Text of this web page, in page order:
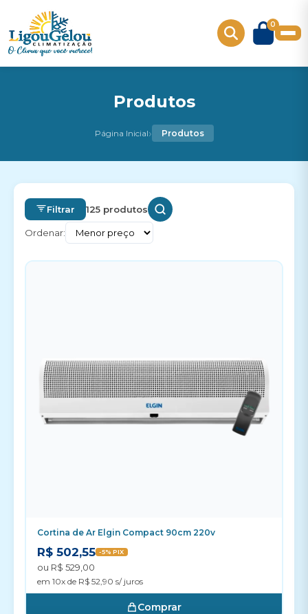
0
Produtos
Página Inicial› Produtos
Filtrar 125 produtos
Ordenar:
Cortina de Ar Elgin Compact 90cm 220v
R$ 502,55 -5% PIX
ou R$ 529,00
em 10x de R$ 52,90 s/ juros
Comprar